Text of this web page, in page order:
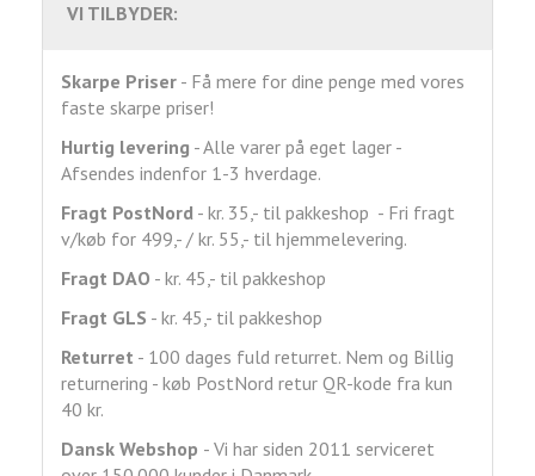
VI TILBYDER:
Skarpe Priser - Få mere for dine penge med vores
faste skarpe priser!
Hurtig levering - Alle varer på eget lager -
Afsendes indenfor 1-3 hverdage.
Fragt PostNord - kr. 35,- til pakkeshop - Fri fragt
v/køb for 499,- / kr. 55,- til hjemmelevering.
Fragt DAO - kr. 45,- til pakkeshop
Fragt GLS - kr. 45,- til pakkeshop
Returret - 100 dages fuld returret. Nem og Billig
returnering - køb PostNord retur QR-kode fra kun
40 kr.
Dansk Webshop - Vi har siden 2011 serviceret